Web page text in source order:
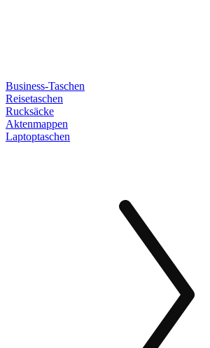
Business-Taschen
Reisetaschen
Rucksäcke
Aktenmappen
Laptoptaschen